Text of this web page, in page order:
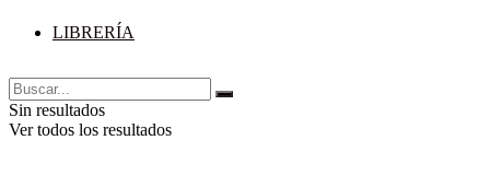
LIBRERÍA
Sin resultados
Ver todos los resultados